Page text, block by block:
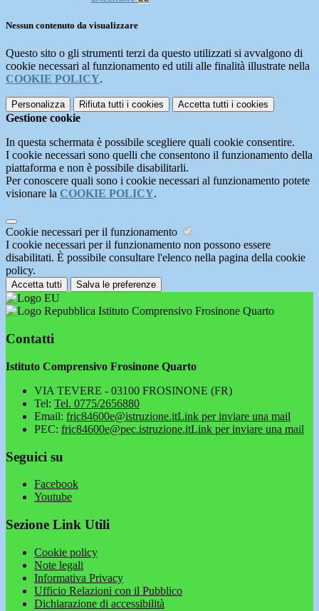
Nessun contenuto da visualizzare
Questo sito o gli strumenti terzi da questo utilizzati si avvalgono di
cookie necessari al funzionamento ed utili alle finalità illustrate nella
COOKIE POLICY.
Personalizza Rifiuta tutti i cookies Accetta tutti i cookies
Gestione cookie
In questa schermata è possibile scegliere quali cookie consentire.
I cookie necessari sono quelli che consentono il funzionamento della
piattaforma e non è possibile disabilitarli.
Per conoscere quali sono i cookie necessari al funzionamento potete
visionare la COOKIE POLICY.
Cookie necessari per il funzionamento
I cookie necessari per il funzionamento non possono essere
disabilitati. È possibile consultare l'elenco nella pagina della cookie
policy.
Accetta tutti Salva le preferenze
Istituto Comprensivo Frosinone Quarto
Contatti
Istituto Comprensivo Frosinone Quarto
VIA TEVERE - 03100 FROSINONE (FR)
Tel: Tel. 0775/2656880
Email: fric84600e@istruzione.itLink per inviare una mail
PEC: fric84600e@pec.istruzione.itLink per inviare una mail
Seguici su
Facebook
Youtube
Sezione Link Utili
Cookie policy
Note legali
Informativa Privacy
Ufficio Relazioni con il Pubblico
Dichiarazione di accessibilità